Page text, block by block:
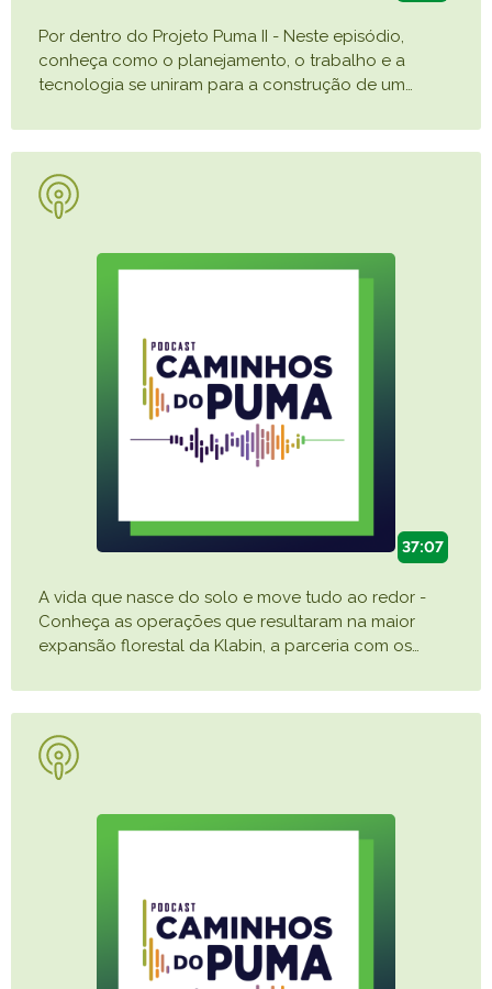
Por dentro do Projeto Puma II - Neste episódio,
conheça como o planejamento, o trabalho e a
tecnologia se uniram para a construção de um…
37:07
A vida que nasce do solo e move tudo ao redor -
Conheça as operações que resultaram na maior
expansão florestal da Klabin, a parceria com os…